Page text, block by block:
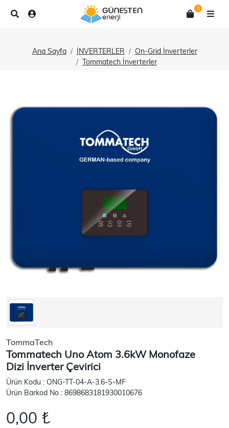
0
Ana Sayfa İNVERTERLER
On-Grid İnverterler
Tommatech İnverterler
TommaTech
Tommatech Uno Atom 3.6kW Monofaze
Dizi İnverter Çevirici
Ürün Kodu : ONG-TT-04-A-3.6-S-MF
Ürün Barkod No : 8698683181930010676
0,00 ₺